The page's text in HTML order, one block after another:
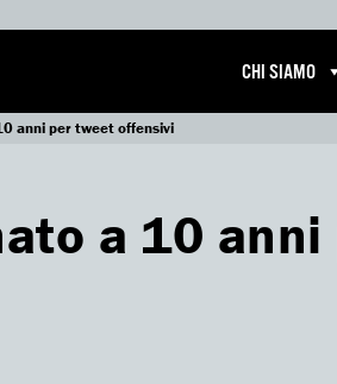
CHI SIAMO
anni per tweet offensivi
a 10 anni